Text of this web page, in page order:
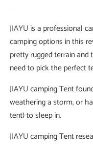
JIAYU is a professional
camping options in this
pretty rugged terrain
need to pick the perfect
JIAYU camping Tent
weathering a storm, or
tent) to sleep in.
JIAYU camping Tent